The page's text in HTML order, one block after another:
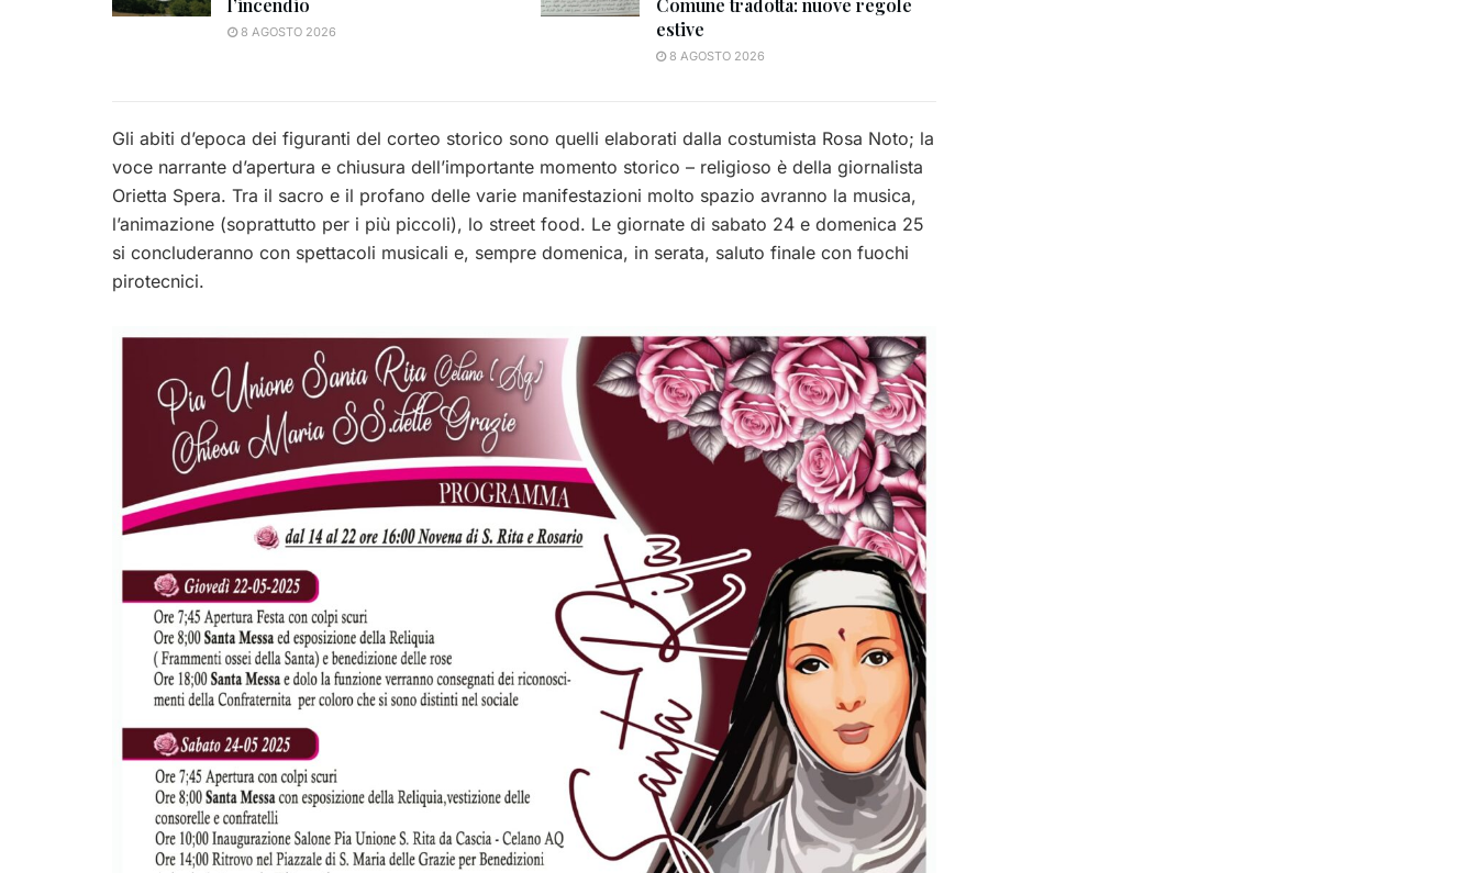
l’incendio
8 AGOSTO 2026
Comune tradotta: nuove regole
estive
8 AGOSTO 2026
Gli abiti d’epoca dei figuranti del corteo storico sono quelli elaborati dalla costumista Rosa Noto; la
voce narrante d’apertura e chiusura dell’importante momento storico – religioso è della giornalista
Orietta Spera. Tra il sacro e il profano delle varie manifestazioni molto spazio avranno la musica,
l’animazione (soprattutto per i più piccoli), lo street food. Le giornate di sabato 24 e domenica 25
si concluderanno con spettacoli musicali e, sempre domenica, in serata, saluto finale con fuochi
pirotecnici.